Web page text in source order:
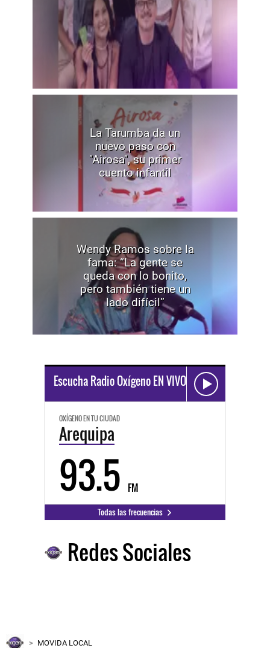
La Tarumba da un
nuevo paso con
"Airosa", su primer
cuento infantil
Wendy Ramos sobre la
fama: “La gente se
queda con lo bonito,
pero también tiene un
lado difícil”
Escucha Radio Oxígeno EN VIVO
OXÍGENO EN TU CIUDAD
Arequipa
93.5 FM
Todas las frecuencias
Redes Sociales
MOVIDA LOCAL